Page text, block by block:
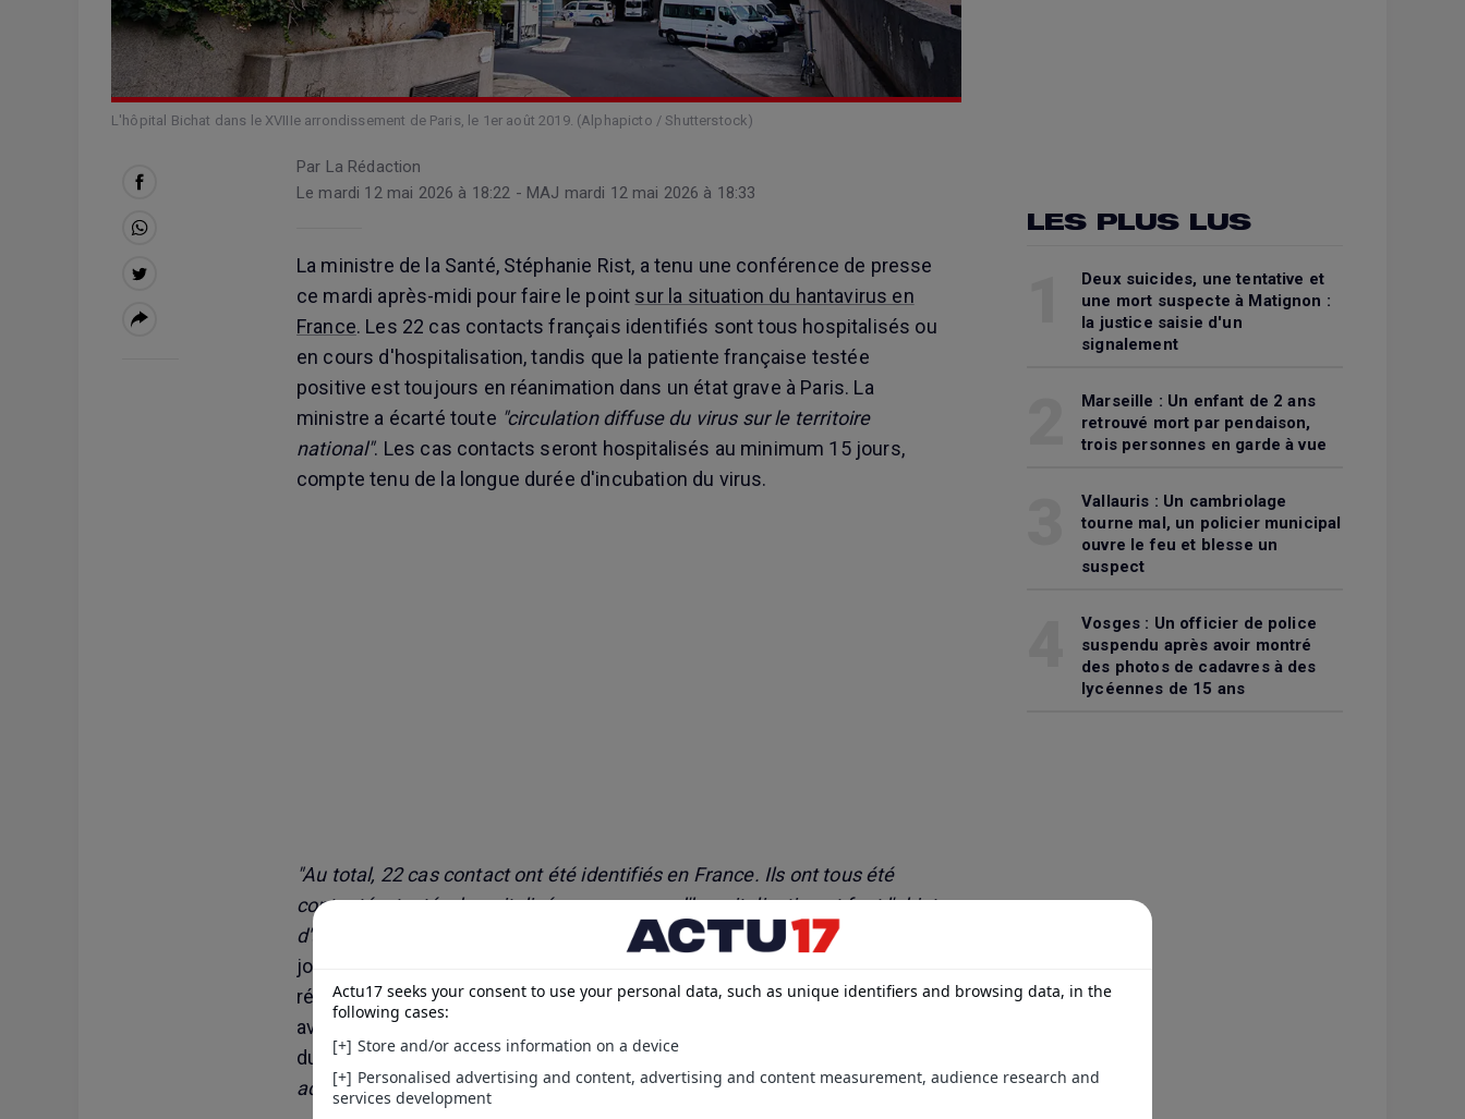
L'hôpital Bichat dans le XVIIIe arrondissement de Paris, le 1er août 2019. (Alphapicto / Shutterstock)
Par La Rédaction
Le mardi 12 mai 2026 à 18:22 - MAJ mardi 12 mai 2026 à 18:33
La ministre de la Santé, Stéphanie Rist, a tenu une conférence de presse
ce mardi après-midi pour faire le point sur la situation du hantavirus en
France. Les 22 cas contacts français identifiés sont tous hospitalisés ou
en cours d'hospitalisation, tandis que la patiente française testée
positive est toujours en réanimation dans un état grave à Paris. La
ministre a écarté toute "circulation diffuse du virus sur le territoire
national". Les cas contacts seront hospitalisés au minimum 15 jours,
compte tenu de la longue durée d'incubation du virus.
"Au total, 22 cas contact ont été identifiés en France. Ils ont tous été
contactés, testés, hospitalisés ou en cours d'hospitalisation et font l'objet
d'un suivi sanitaire rigoureux"
, a précisé Stéphanie Rist. Plus tôt dans la
journée, devant l'Assemblée nationale, la ministre avait détaillé la
répartition des cas contacts. Les huit Français qui ont pris un premier
avion le 25 avril au départ de Sainte-Hélène vers Johannesburg (Afrique
du Sud), avec la passagère du MV Hondius décédée du hantavirus,
actuellement hospitalisés".
LES PLUS LUS
Deux suicides, une tentative et
une mort suspecte à Matignon :
la justice saisie d'un
signalement
Marseille : Un enfant de 2 ans
retrouvé mort par pendaison,
trois personnes en garde à vue
Vallauris : Un cambriolage
tourne mal, un policier municipal
ouvre le feu et blesse un
suspect
Vosges : Un officier de police
suspendu après avoir montré
des photos de cadavres à des
lycéennes de 15 ans